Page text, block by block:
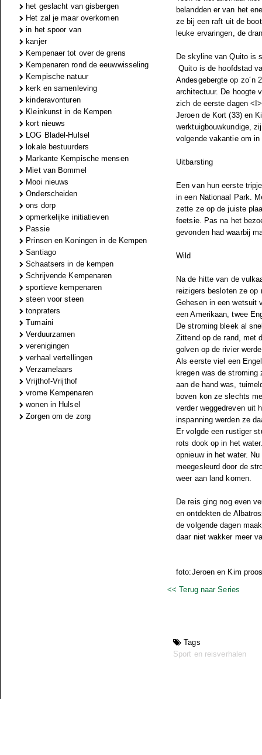
het geslacht van gisbergen
Het zal je maar overkomen
in het spoor van
kanjer
Kempenaer tot over de grens
Kempenaren rond de eeuwwisseling
Kempische natuur
kerk en samenleving
kinderavonturen
Kleinkunst in de Kempen
kort nieuws
LOG Bladel-Hulsel
lokale bestuurders
Markante Kempische mensen
Miet van Bommel
Mooi nieuws
Onderscheiden
ons dorp
opmerkelijke initiatieven
Passie
Prinsen en Koningen in de Kempen
Santiago
Schaatsers in de kempen
Schrijvende Kempenaren
sportieve kempenaren
steen voor steen
tonpraters
Tumaini
Verduurzamen
verenigingen
verhaal vertellingen
Verzamelaars
Vrijthof-Vrijthof
vrome Kempenaren
wonen in Hulsel
Zorgen om de zorg
belandden er van het
ze bij een raft uit de
leuke ervaringen, de
De skyline van Quito is
Quito is de hoofdstad
Andesgebergte op zo´n
architectuur. De hoogte
zich de eerste dagen
Jeroen de Kort (33) en
werktuigbouwkundige,
volgende vakantie om
Uitbarsting
Een van hun eerste
in een Nationaal Park.
zette ze op de juiste
foetsie. Pas na het
gevonden had waarbij
Wild
Na de hitte van de
reizigers besloten ze op
Gehesen in een wetsuit
een Amerikaan, twee
De stroming bleek al
Zittend op de rand, met
golven op de rivier
Als eerste viel een
kregen was de
aan de hand was,
boven kon ze slechts
verder weggedreven uit
inspanning werden ze
Er volgde een rustiger
rots dook op in het
opnieuw in het water.
meegesleurd door de
weer aan land komen.
De reis ging nog even
en ontdekten de
de volgende dagen
daar niet wakker meer
foto:Jeroen en Kim
<< Terug naar Series
Tags
Sport en reisverhalen